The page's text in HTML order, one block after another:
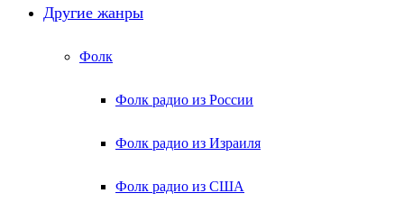
Другие жанры
Фолк
Фолк радио из России
Фолк радио из Израиля
Фолк радио из США